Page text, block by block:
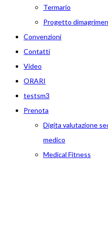
Termario
Progetto
Convenzioni
Contatti
Video
ORARI
testsm3
Prenota
Digita valutazione
medico
Medical Fitness